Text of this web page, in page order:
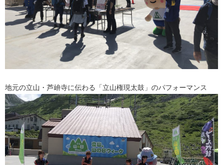
地元の立山・芦峅寺に伝わる「立山権現太鼓」のパフォーマンス